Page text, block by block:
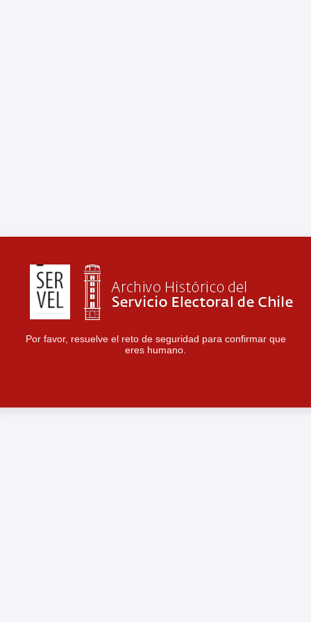
Por favor, resuelve el reto de seguridad para confirmar que
eres humano.